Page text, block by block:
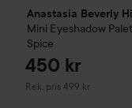
Anastasia Beverly
Mini Eyeshadow
Spice
450 kr
Rek. pris 499 kr
Rekommenderat pris 499